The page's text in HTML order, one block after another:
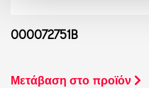
000072751B
Μετάβαση στο προϊόν